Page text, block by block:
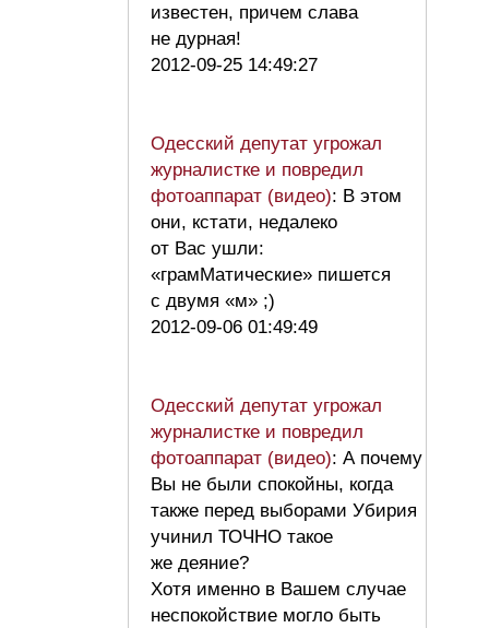
известен, причем слава
не дурная!
2012-09-25 14:49:27
Одесский депутат угрожал
журналистке и повредил
фотоаппарат (видео): В этом
они, кстати, недалеко
от Вас ушли:
«грамМатические» пишется
с двумя «м» ;)
2012-09-06 01:49:49
Одесский депутат угрожал
журналистке и повредил
фотоаппарат (видео): А почему
Вы не были спокойны, когда
также перед выборами Убирия
учинил ТОЧНО такое
же деяние?
Хотя именно в Вашем случае
неспокойствие могло быть